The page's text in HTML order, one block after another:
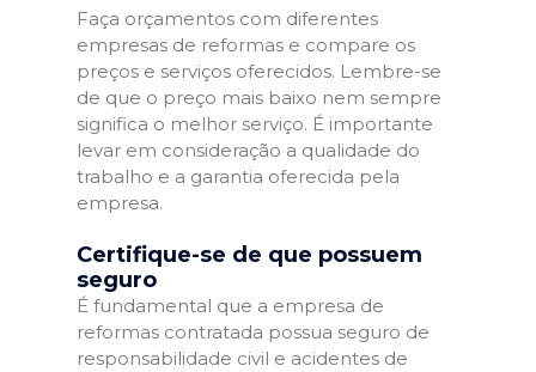
Faça orçamentos com diferentes
empresas de reformas e compare os
preços e serviços oferecidos. Lembre-se
de que o preço mais baixo nem sempre
significa o melhor serviço. É importante
levar em consideração a qualidade do
trabalho e a garantia oferecida pela
empresa.
Certifique-se de que possuem
seguro
É fundamental que a empresa de
reformas contratada possua seguro de
responsabilidade civil e acidentes de